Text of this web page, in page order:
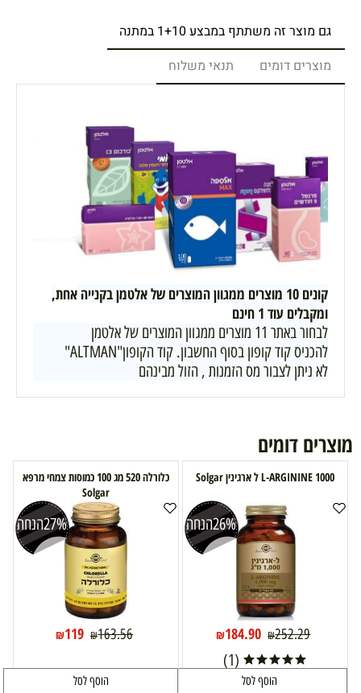
גם מוצר זה משתתף במבצע 1+10 במתנה
מוצרים דומים
תנאי משלוח
קונים 10 מוצרים ממגוון המוצרים של אלטמן בקנייה אחת,
ומקבלים עוד 1 חינם
לבחור באתר 11 מוצרים ממגוון המוצרים של אלטמן
להכניס קוד קופון בסוף החשבון. קוד הקופון"ALTMAN"
לא ניתן לצבור מס הזמנות , הזול מבינהם
מוצרים דומים
L-ARGININE 1000 ל ארגינין Solgar
26%הנחה
₪252.29
₪184.90
(1)
הוסף לסל
כלורלה 520 מג 100 כמוסות צמחי מרפא
Solgar
27%הנחה
₪163.56
₪119
הוסף לסל